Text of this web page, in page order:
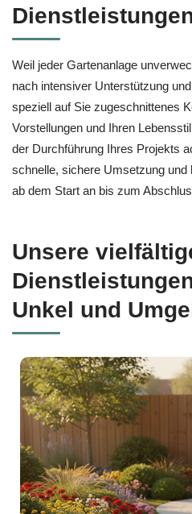
Weil jeder Gartenanlage
nach intensiver Unterstützung
speziell auf Sie zugeschnittenes
Vorstellungen und Ihren
der Durchführung Ihres Projekts
schnelle, sichere Umsetzung
ab dem Start an bis zum
Unsere
Unkel und